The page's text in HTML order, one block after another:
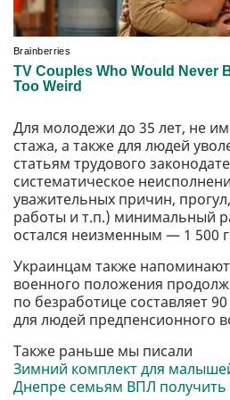
Для молодежи до 35 лет, не
стажа, а также для людей
статьям трудового
систематическое
уважительных причин,
работы и т.п.) минимальный
остался неизменным — 1 500
Украинцам также
военного положения
по безработице составляет
для людей предпенсионного
Также раньше мы писали
Зимний комплект для
Днепре семьям ВПЛ